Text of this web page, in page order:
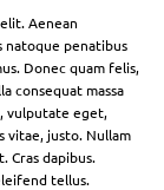
Aenean
natoque penatibus
Donec quam felis,
consequat massa
vulputate eget,
vitae, justo. Nullam
Cras dapibus.
tellus.